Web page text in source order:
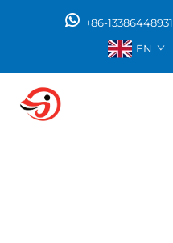
+86-13386448931
EN